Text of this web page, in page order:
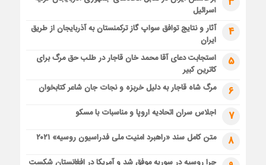
اسرائیل
4
آثار و نتایج توافق سواپ گاز ترکمنستان به آذربایجان از طریق
ایران
5
استجابت دعای آقا محمد خان قاجار در طلب حق مرگ برای
کاترین کبیر
6 مرگ شاه قاجار به دلیل خربزه و نجات جان شاعر کتابخوان
7 اجلاس سران اتحادیه اروپا و مناسبات با مسکو
8 متن کامل سند «راهبرد امنیت ملی فدراسیون روسیه» ۲۰۲۱